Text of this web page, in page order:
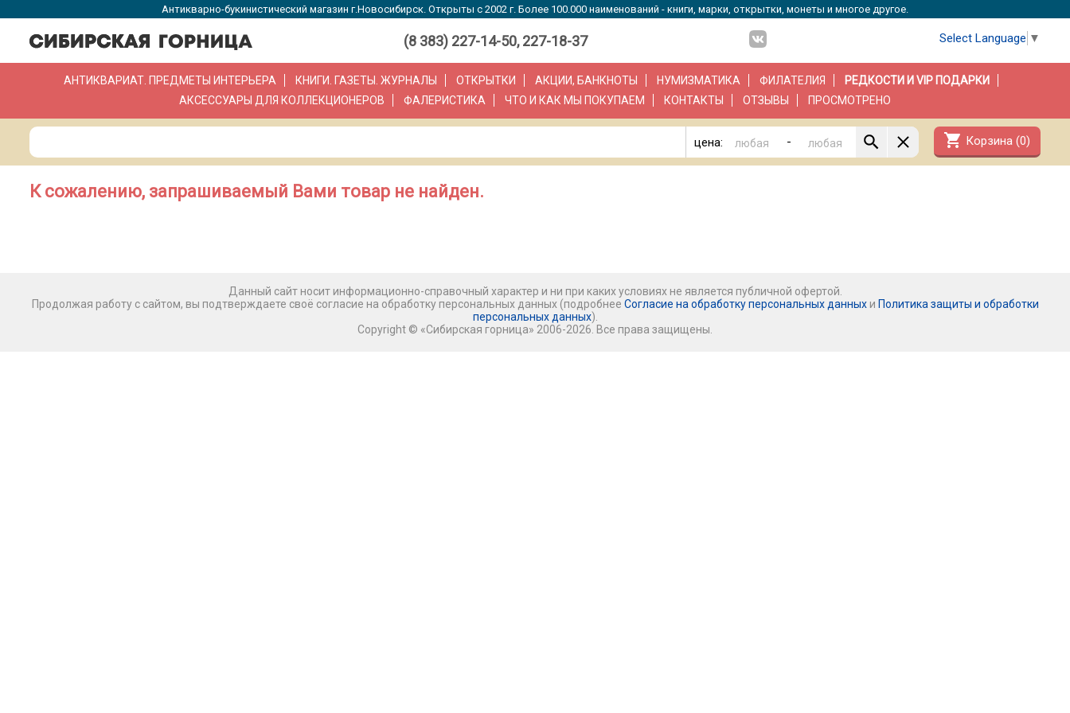
Антикварно-букинистический магазин г.Новосибирск. Открыты с 2002 г. Более 100.000 наименований - книги, марки, открытки, монеты и многое другое.
(8 383) 227-14-50, 227-18-37 Select Language ▼
АНТИКВАРИАТ. ПРЕДМЕТЫ ИНТЕРЬЕРА КНИГИ. ГАЗЕТЫ. ЖУРНАЛЫ ОТКРЫТКИ АКЦИИ, БАНКНОТЫ НУМИЗМАТИКА ФИЛАТЕЛИЯ
РЕДКОСТИ И VIP ПОДАРКИ
АКСЕССУАРЫ ДЛЯ КОЛЛЕКЦИОНЕРОВ
ФАЛЕРИСТИКА ЧТО И КАК МЫ ПОКУПАЕМ КОНТАКТЫ ОТЗЫВЫ ПРОСМОТРЕНО
цена: - shopping_cart Корзина (0)
К сожалению, запрашиваемый Вами товар не найден.
Данный сайт носит информационно-справочный характер и ни при каких условиях не является публичной офертой.
Продолжая работу с сайтом, вы подтверждаете своё согласие на обработку персональных данных (подробнее Согласие на обработку персональных данныхи Политика защиты и обработки
персональных данных).
Copyright © «Сибирская горница» 2006-2026. Все права защищены.